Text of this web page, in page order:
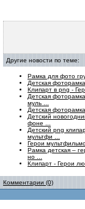
Другие новости по теме:
Рамка для фото
Детская
Клипарт в png -
Детская
муль ...
Детская
Детский
фоне ...
Детский png
мультфи ...
Герои
Рамка детская –
но ...
Клипарт - Герои
Комментарии (0)